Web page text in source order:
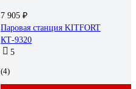
7 905 ₽
Паровая станция KITFORT
КТ-9320
5
(4)